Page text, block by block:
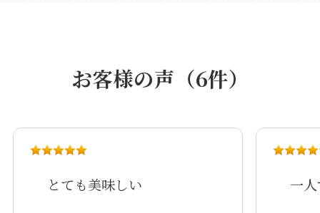
お客様の声（6件）
とても美味しい 一